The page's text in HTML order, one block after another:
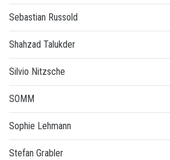
Sebastian Russold
Shahzad Talukder
Silvio Nitzsche
SOMM
Sophie Lehmann
Stefan Grabler